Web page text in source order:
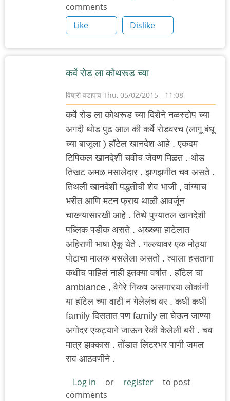
comments
Like
Dislike
कर्वे रोड ला कोथरूड च्या
विषारी वडापाव Thu, 05/02/2015 - 11:08
कर्वे रोड ला कोथरूड च्या दिशेने नळस्टोप च्या
अगदी थोड पुढ आल की कर्वे रोडवरच (लागू बंधू
च्या बाजूला ) हॉटेल खानदेश आहे . एकदम
टिपिकल खानदेशी चवीच जेवण मिळत . थोड
तिखट अमळ मसालेदार . झणझणीत चव असते .
तिथली खानदेशी पद्धतीची शेव भाजी , वांग्याच
भरीत आणि मटन फ्राय थाळी आवर्जून
चाख्न्यासारखी आहे . तिथे पुण्यातल खानदेशी
पब्लिक पडीक असते . अख्ख्या हाटेलात
अहिराणी भाषा ऐकू येते . गल्ल्यावर एक मोठ्या
पोटाचा मालक बसलेला असतो . त्याला हसताना
कधीच पाहिलं नाही इतक्या वर्षात . हॉटेल चा
ambiance , वैगेरे निकष असणारया लोकांनी
या हॉटेल च्या वाटी न गेलेलंच बर . कधी कधी
family दिसतात पण family ला घेऊन जाण्या
अगोदर एकट्याने जाऊन रेकी केलेली बरी . चव
मात्र झक्कास . तोंडात लिटरभर पाणी जमल
राव आठवणीने .
Log in or register
to post
comments